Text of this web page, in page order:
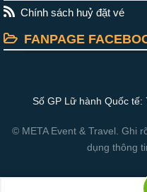
Chính sách huỷ đặt vé
FANPAGE
Số GP Lữ hành Quốc tế:
© META Event & Travel. Ghi
dụng thông